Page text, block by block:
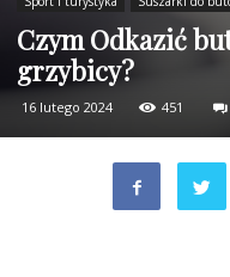
Czym Odkazić
grzybicy?
16 lutego 2024 451